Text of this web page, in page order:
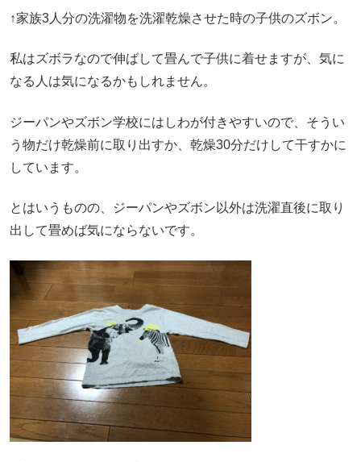
↑家族3人分の洗濯物を洗濯乾燥させた時の子供のズボン。
私はズボラなので伸ばして畳んで子供に着せますが、気に
なる人は気になるかもしれません。
ジーパンやズボン学校にはしわが付きやすいので、そうい
う物だけ乾燥前に取り出すか、乾燥30分だけして干すかに
しています。
とはいうものの、ジーパンやズボン以外は洗濯直後に取り
出して畳めば気にならないです。